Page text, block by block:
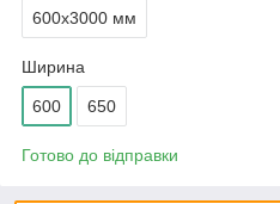
600х3000 мм
Ширина
600 650
Готово до відправки